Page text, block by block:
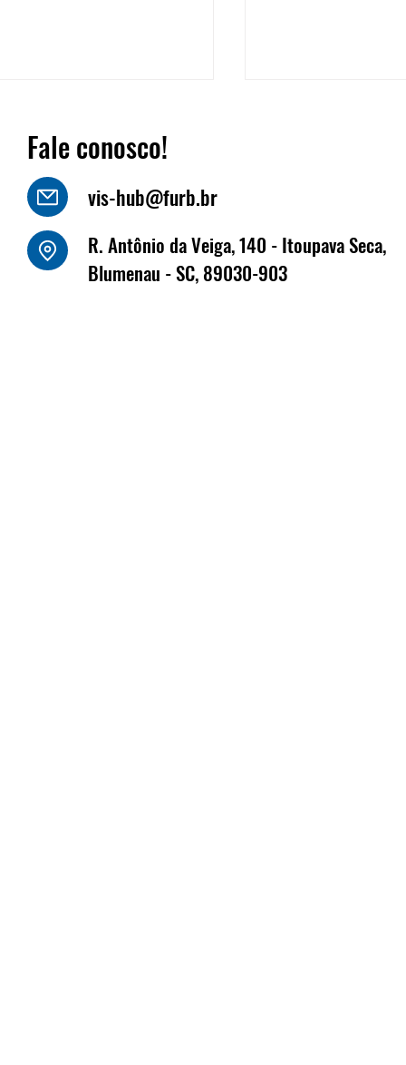
Luiz Kornely - HBSIS
Fritz Müller marca
na Fenabrave,
Fale conosco!
vis-hub@furb.br
R. Antônio da Veiga, 140 - Itoupava Seca,
Blumenau - SC, 89030-903